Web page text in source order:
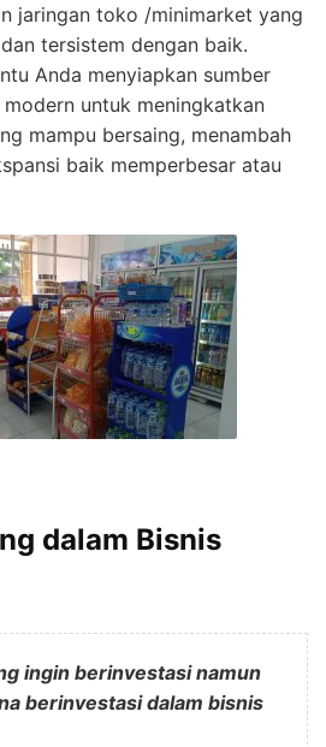
jaringan toko /minimarket yang
tersistem dengan baik.
Anda menyiapkan sumber
untuk meningkatkan
mampu bersaing, menambah
baik memperbesar atau
dalam Bisnis
ingin berinvestasi namun
berinvestasi dalam bisnis